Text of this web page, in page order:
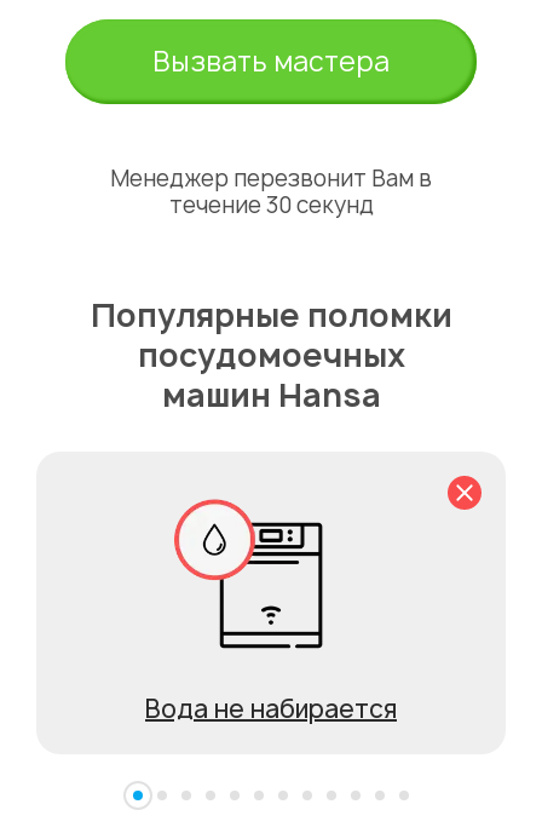
Вызвать мастера
Менеджер перезвонит Вам в
течение 30 секунд
Популярные поломки
посудомоечных
машин Hansa
Вода не набирается